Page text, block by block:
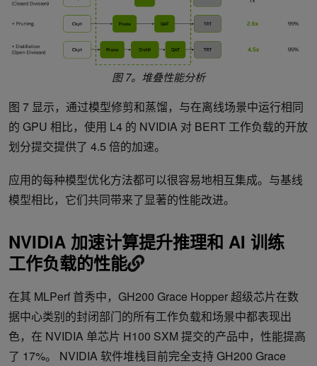
图 7。堆叠性能分析
图 7 显示，通过模型修剪和蒸馏，与在离线场景中运行相同
的 GPU 相比，使用 L4 的 NVIDIA 对 BERT 工作负载的开放
划分提交提供了 4.5 倍的加速。
应用的每种模型优化方法都可以很容易地相互集成。与基线
模型相比，它们共同带来了显著的性能改进。
NVIDIA 加速计算提升推理和 AI 训练
工作负载的性能
在其 MLPerf 首秀中，GH200 Grace Hopper 超级芯片在数
据中心类别的封闭部门的所有工作负载和场景中都表现出
色，在 NVIDIA 单芯片 H100 SXM 提交的产品中，性能提高
了 17%。 NVIDIA 软件堆栈目前完全支持 GH200 Grace